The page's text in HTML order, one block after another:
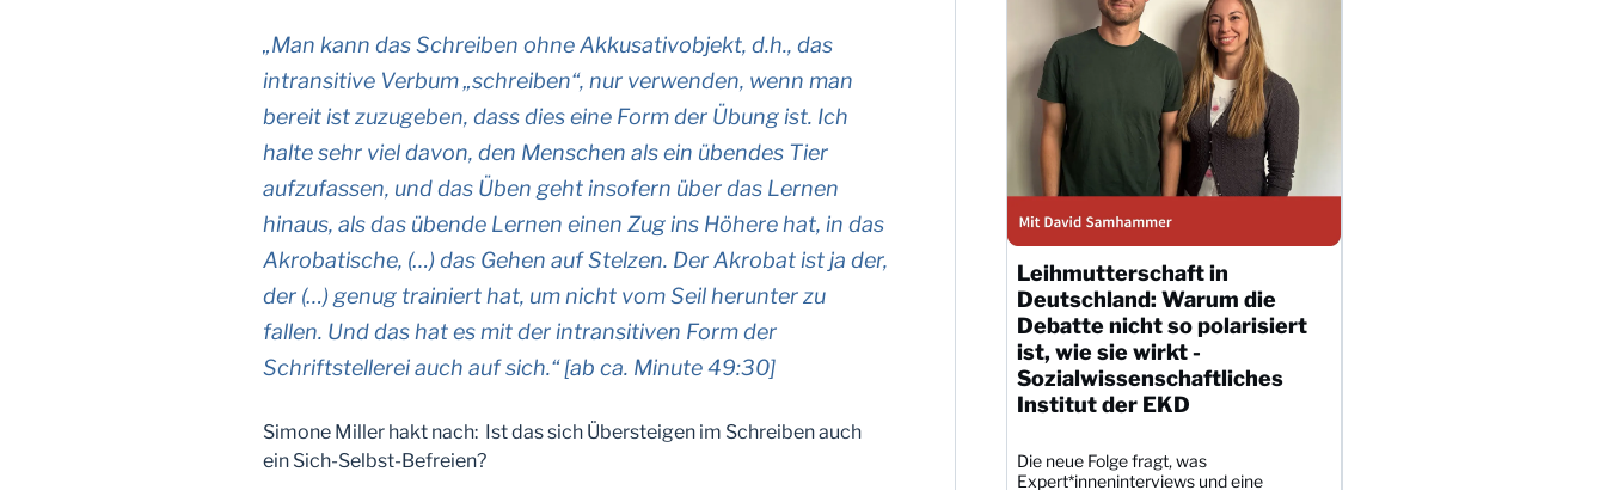
„Man kann das Schreiben ohne Akkusativobjekt, d.h., das
intransitive Verbum „schreiben“, nur verwenden, wenn man
bereit ist zuzugeben, dass dies eine Form der Übung ist. Ich
halte sehr viel davon, den Menschen als ein übendes Tier
aufzufassen, und das Üben geht insofern über das Lernen
hinaus, als das übende Lernen einen Zug ins Höhere hat, in das
Akrobatische, (…) das Gehen auf Stelzen. Der Akrobat ist ja der,
der (…) genug trainiert hat, um nicht vom Seil herunter zu
fallen. Und das hat es mit der intransitiven Form der
Schriftstellerei auch auf sich.“ [ab ca. Minute 49:30]
Simone Miller hakt nach: Ist das sich Übersteigen im Schreiben auch
ein Sich-Selbst-Befreien?
Leihmutterschaft in
Deutschland: Warum die
Debatte nicht so polarisiert
ist, wie sie wirkt -
Sozialwissenschaftliches
Institut der EKD
Die neue Folge fragt, was
Expert*inneninterviews und eine